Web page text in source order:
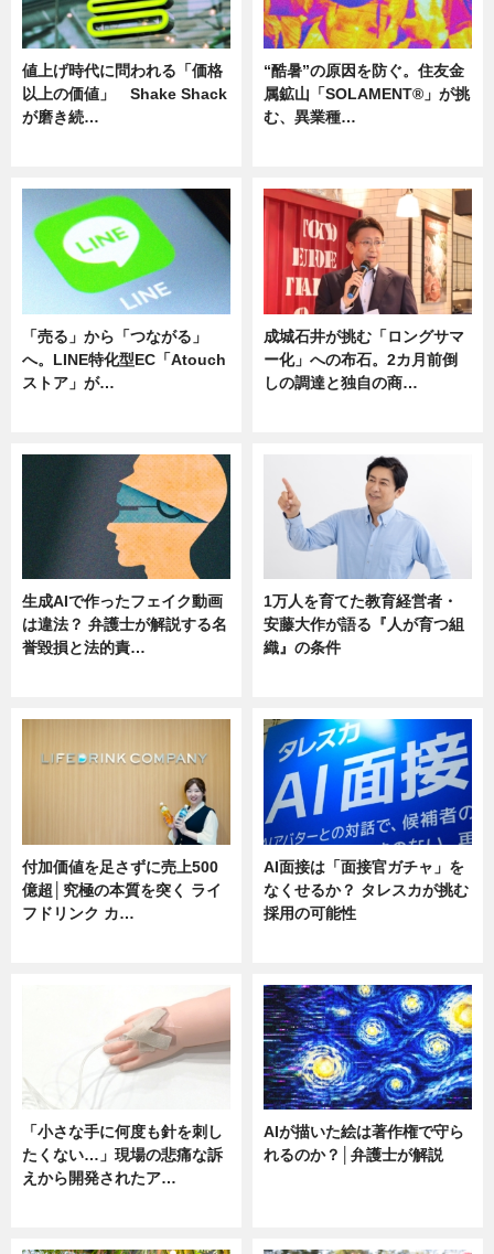
値上げ時代に問われる「価格
以上の価値」 Shake Shack
が磨き続…
“酷暑”の原因を防ぐ。住友金
属鉱山「SOLAMENT®」が挑
む、異業種…
「売る」から「つながる」
へ。LINE特化型EC「Atouch
ストア」が…
成城石井が挑む「ロングサマ
ー化」への布石。2カ月前倒
しの調達と独自の商…
生成AIで作ったフェイク動画
は違法？ 弁護士が解説する名
誉毀損と法的責…
1万人を育てた教育経営者・
安藤大作が語る『人が育つ組
織』の条件
付加価値を足さずに売上500
億超│究極の本質を突く ライ
フドリンク カ…
AI面接は「面接官ガチャ」を
なくせるか？ タレスカが挑む
採用の可能性
「小さな手に何度も針を刺し
たくない…」現場の悲痛な訴
えから開発されたア…
AIが描いた絵は著作権で守ら
れるのか？│弁護士が解説